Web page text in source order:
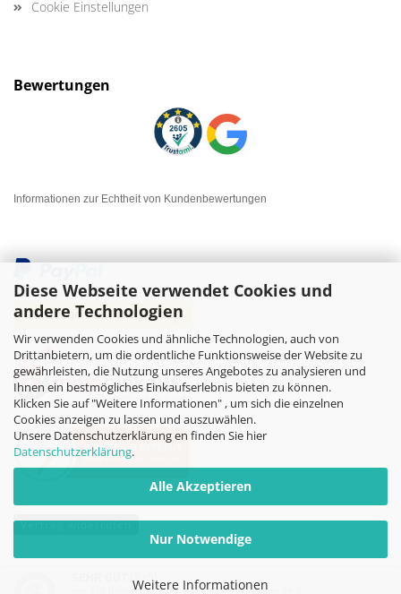
Diese Webseite verwendet Cookies und
andere Technologien
Wir verwenden Cookies und ähnliche Technologien, auch von
Drittanbietern, um die ordentliche Funktionsweise der Website zu
gewährleisten, die Nutzung unseres Angebotes zu analysieren und
Ihnen ein bestmögliches Einkaufserlebnis bieten zu können.
Klicken Sie auf "Weitere Informationen" , um sich die einzelnen
Cookies anzeigen zu lassen und auszuwählen.
Unsere Datenschutzerklärung en finden Sie hier
Datenschutzerklärung.
Alle Akzeptieren
Nur Notwendige
Weitere Informationen
Cookie Einstellungen
Bewertungen
Informationen zur Echtheit von Kundenbewertungen
Vertrag widerrufen
(5 / 5)
Bewertungen bei: dawanda.com, kasuwa.de ⓘ